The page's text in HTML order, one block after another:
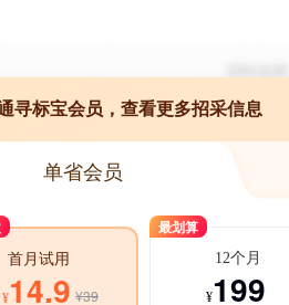
寻标宝会员，查看更多招采信息
单省会员
首月试用
¥14.9 ¥39
最划算
12个月
¥199